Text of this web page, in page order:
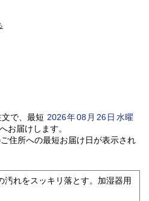
で、最短 2026年08 月 26日水曜
へお届けします。
住所への最短お届け日が表示され
汚れをスッキリ落とす。加湿器用